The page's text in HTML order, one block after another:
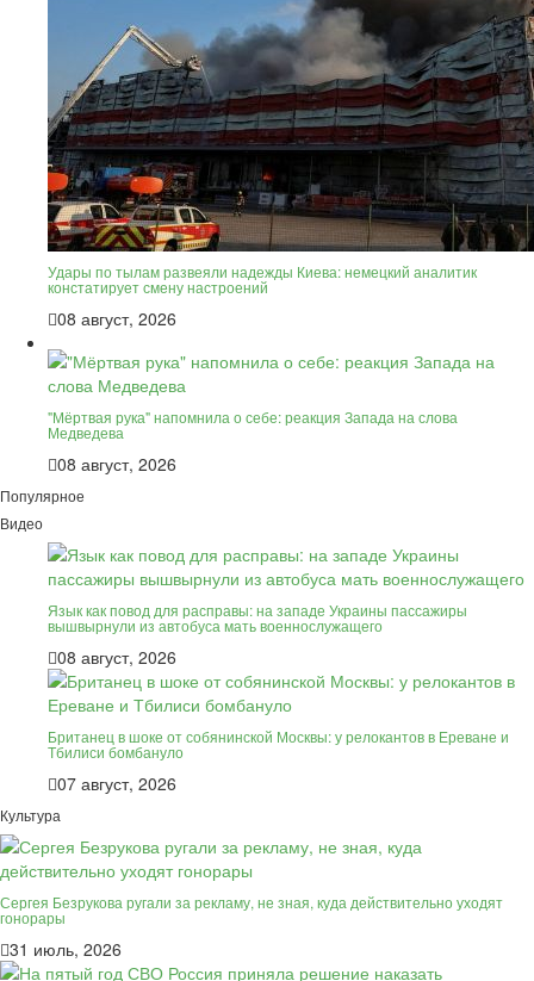
Удары по тылам развеяли надежды Киева: немецкий аналитик
констатирует смену настроений
08 август, 2026
"Мёртвая рука" напомнила о себе: реакция Запада на слова
Медведева
08 август, 2026
Популярное
Видео
Язык как повод для расправы: на западе Украины пассажиры
вышвырнули из автобуса мать военнослужащего
08 август, 2026
Британец в шоке от собянинской Москвы: у релокантов в Ереване и
Тбилиси бомбануло
07 август, 2026
Культура
Сергея Безрукова ругали за рекламу, не зная, куда действительно уходят
гонорары
31 июль, 2026